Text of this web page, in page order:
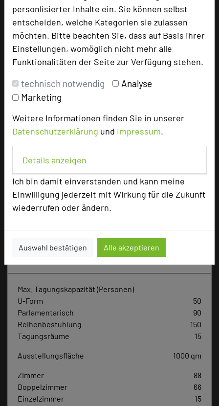
personlisierter Inhalte ein. Sie können selbst
entscheiden, welche Kategorien sie zulassen
möchten. Bitte beachten Sie, dass auf Basis ihrer
Einstellungen, womöglich nicht mehr alle
Funktionalitäten der Seite zur Verfügung stehen.
technisch notwendig
Analyse
Marketing
Weitere Informationen finden Sie in unserer
Datenschutzerklärung und Impressum.
Details anzeigen
Ich bin damit einverstanden und kann meine
Einwilligung jederzeit mit Wirkung für die Zukunft
wiederrufen oder ändern.
Auswahl bestätigen Alle akzeptieren
+49 6359 8003-0
mail Email
Homepage
zur Tagungsanfrage hinzufügen
Bewertung
Tagungsplaner
Tagungsleiter
Tagungsteilnehmer
Max. Tagungskapazität (Personen)
U-Form
50
Parlamentarisch
90
Reihenbestuhlung
150
Tagungsräume
15
Ausstellungsfläche 1000 qm
Zimmer
88
Doppelzimmer
66
Einzelzimmer
15